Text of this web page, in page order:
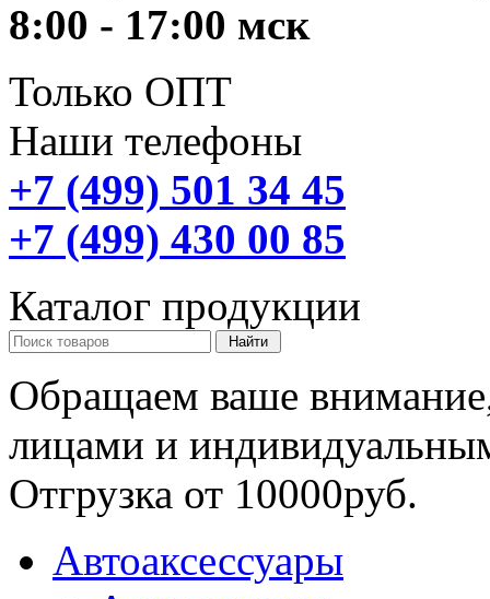
8:00 - 17:00 мск
Только ОПТ
Наши телефоны
+7 (499) 501 34 45
+7 (499) 430 00 85
Каталог продукции
Обращаем ваше
лицами и
Отгрузка от 10000руб.
Автоаксессуары